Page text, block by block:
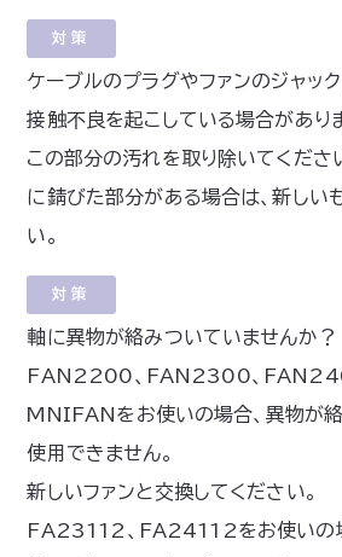
対策
ケーブルのプラグやファンのジャック
接触不良を起こしている場合がありま
この部分の汚れを取り除いてくださ
に錆びた部分がある場合は、新しい
い。
対策
軸に異物が絡みついていませんか？
FAN2200、FAN2300、
MNIFANをお使いの場合、異物が
使用できません。
新しいファンと交換してください。
FA23112、FA24112をお使いの